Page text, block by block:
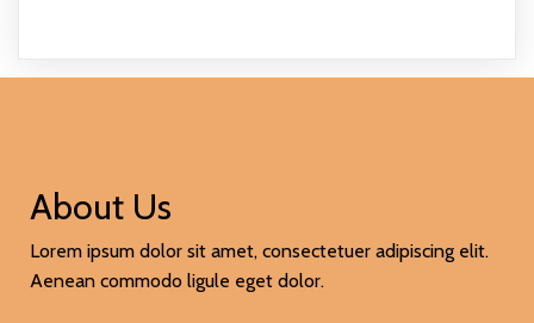
About Us
Lorem ipsum dolor sit amet, consectetuer adipiscing elit.
Aenean commodo ligule eget dolor.